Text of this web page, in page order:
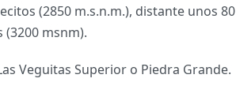
(2850 m.s.n.m.), distante unos 80
msnm).
Veguitas Superior o Piedra Grande.